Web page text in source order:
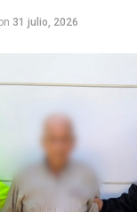
31 julio, 2026